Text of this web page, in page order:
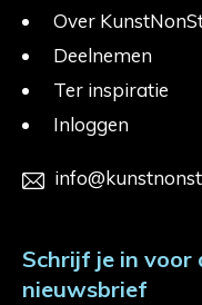
Over
Deelnemen
Ter inspiratie
Inloggen
Schrijf je in voor
nieuwsbrief